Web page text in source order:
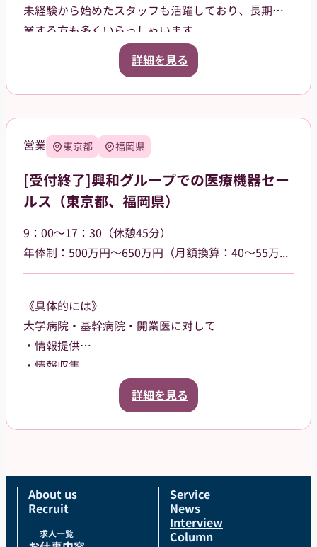
未経験から始めたスタッフも活躍しており、長期就
業する方も多くいらっしゃいます。
1チーム4名-5名体制で業務を行うため、協力し合い
ながら問題解決に取り組んで頂けます。また業務手
詳細を見る
営業 東京都 福岡県
[受付終了]興和グループでの医療機器セー
ルス（東京都、福岡県）
9：00～17：30（休憩45分）
年俸制：500万円～650万円（月額換算：40～55万円） 、昇給あり（年1回／4月）、インセンティブあり
《具体的には》
大学病院・基幹病院・開業医に対して
・情報提供
・情報収集
・提案営業を行っていただきます。
詳細を見る
About us
Recruit
求人一覧
Service
News
Interview
Column